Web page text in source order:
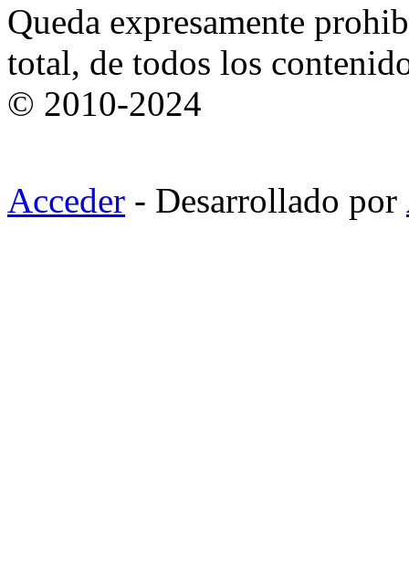
Queda expresamente
total, de todos los
© 2010-2024
Acceder - Desarrollado por